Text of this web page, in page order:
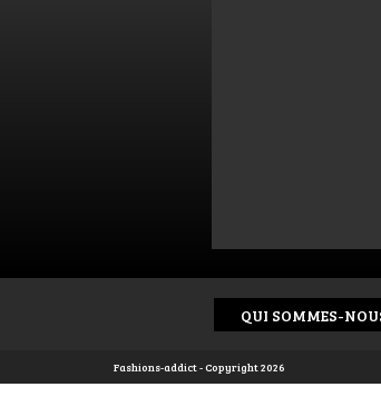
QUI SOMMES-
Fashions-addict - Copyright 2026